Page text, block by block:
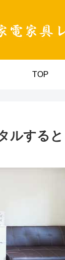
TOP
ルする